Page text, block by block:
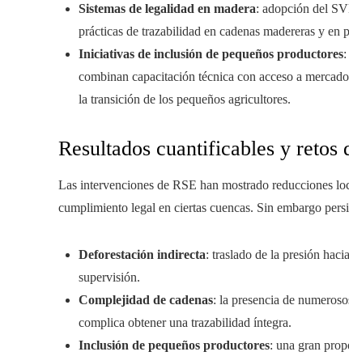
Sistemas de legalidad en madera: adopción del
prácticas de trazabilidad en cadenas madereras y en
Iniciativas de inclusión de pequeños productores
combinan capacitación técnica con acceso a
la transición de los pequeños agricultores.
Resultados cuantificables y retos
Las intervenciones de RSE han mostrado reducciones
cumplimiento legal en ciertas cuencas. Sin embargo
Deforestación indirecta: traslado de la presión
supervisión.
Complejidad de cadenas: la presencia de
complica obtener una trazabilidad íntegra.
Inclusión de pequeños productores: una gran